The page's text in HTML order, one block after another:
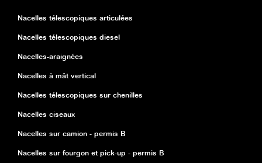
Nacelles télescopiques articulées
Nacelles télescopiques diesel
Nacelles-araignées
Nacelles à mât vertical
Nacelles télescopiques sur chenilles
Nacelles ciseaux
Nacelles sur camion - permis B
Nacelles sur fourgon et pick-up - permis B